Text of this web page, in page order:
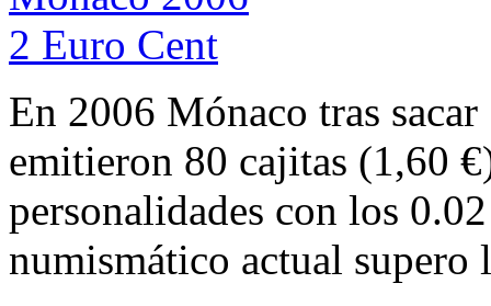
En 2006 Mónaco tras
emitieron 80 cajitas (1,60
personalidades con los
numismático actual supero